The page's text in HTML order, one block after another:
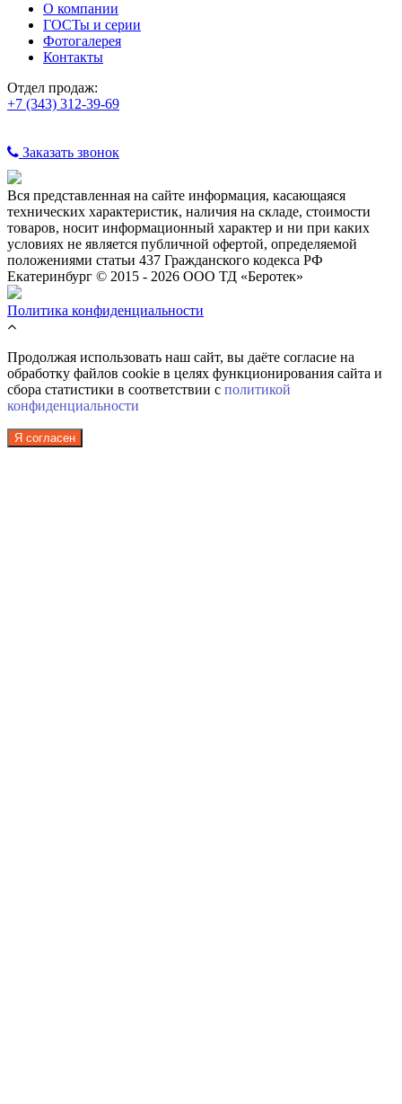
О компании
ГОСТы и серии
Фотогалерея
Контакты
Отдел продаж:
+7 (343) 312-39-69
Заказать звонок
Вся представленная на сайте информация, касающаяся
технических характеристик, наличия на складе, стоимости
товаров, носит информационный характер и ни при каких
условиях не является публичной офертой, определяемой
положениями статьи 437 Гражданского кодекса РФ
Екатеринбург © 2015 - 2026 ООО ТД «Беротек»
Политика конфиденциальности
Продолжая использовать наш сайт, вы даёте согласие на
обработку файлов cookie в целях функционирования сайта и
сбора статистики в соответствии с политикой
конфиденциальности
Я согласен